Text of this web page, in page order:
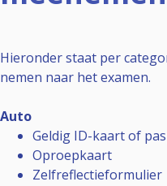
Hieronder staat per
nemen naar het examen.
Auto
Geldig ID-kaart of
Oproepkaart
Zelfreflectieformulier